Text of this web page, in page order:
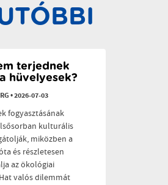
terjednek
hüvelyesek?
•2026-07-03
fogyasztásának
kulturális
miközben a
és részletesen
az ökológiai
valós dilemmát